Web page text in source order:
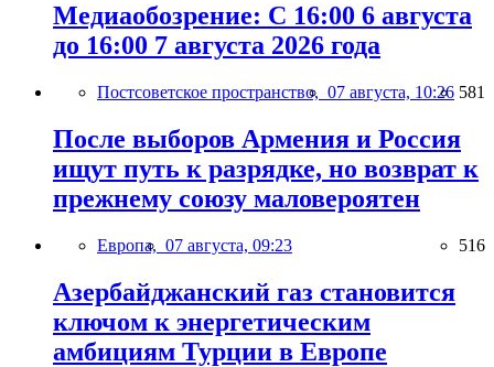
Медиаобозрение: С 16:00 6 августа
до 16:00 7 августа 2026 года
Постсоветское пространство, 07 августа, 10:26 581
После выборов Армения и Россия
ищут путь к разрядке, но возврат к
прежнему союзу маловероятен
Европа, 07 августа, 09:23 516
Азербайджанский газ становится
ключом к энергетическим
амбициям Турции в Европе